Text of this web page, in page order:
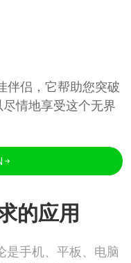
伴侣，它帮助您突破
情地享受这个无界
的应用
是手机、平板、电脑